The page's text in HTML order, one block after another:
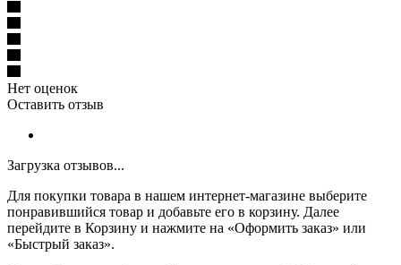
Нет оценок
Оставить отзыв
Загрузка отзывов...
Для покупки товара в нашем интернет-магазине выберите
понравившийся товар и добавьте его в корзину. Далее
перейдите в Корзину и нажмите на «Оформить заказ» или
«Быстрый заказ».